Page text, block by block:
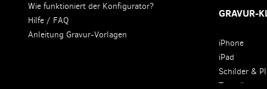
Wie funktioniert der Konfigurator?
Hilfe / FAQ
Anleitung Gravur-Vorlagen
GRAVUR-
iPhone
iPad
Schilder &
Trophäen